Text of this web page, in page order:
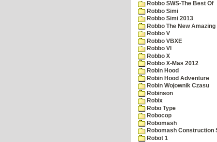
Robbo SWS-The Best Of
Robbo Simi
Robbo Simi 2013
Robbo The New
Robbo V
Robbo VBXE
Robbo VI
Robbo X
Robbo X-Mas 2012
Robin Hood
Robin Hood Adventure
Robin Wojownik Czasu
Robinson
Robix
Robo Type
Robocop
Robomash
Robomash Construction
Robot 1